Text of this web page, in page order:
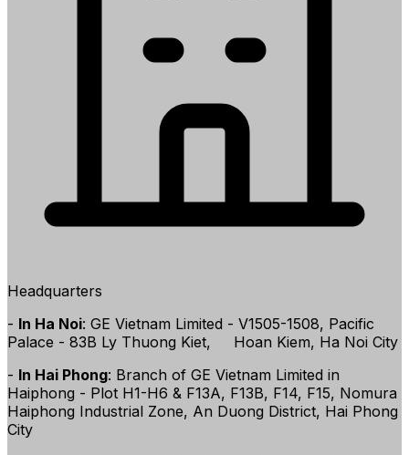
Headquarters
- In Ha Noi: GE Vietnam Limited - V1505-1508, Pacific
Palace - 83B Ly Thuong Kiet, Hoan Kiem, Ha Noi City
- In Hai Phong: Branch of GE Vietnam Limited in
Haiphong - Plot H1-H6 & F13A, F13B, F14, F15, Nomura
Haiphong Industrial Zone, An Duong District, Hai Phong
City